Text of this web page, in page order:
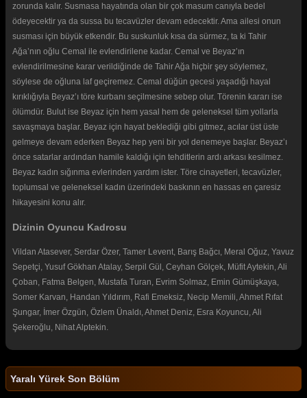
zorunda kalır. Susmasa hayatında olan bir çok masum canıyla bedel
ödeyecektir ya da sussa bu tecavüzler devam edecektir. Ama ailesi onun
susması için büyük etkendir. Bu suskunluk kısa da sürmez, ta ki Tahir
Ağa’nın oğlu Cemal ile evlendirilene kadar. Cemal ve Beyaz’ın
evlendirilmesine karar verildiğinde de Tahir Ağa hiçbir şey söylemez,
söylese de oğluna laf geçiremez. Cemal düğün gecesi yaşadığı hayal
kırıklığıyla Beyaz’ı töre kurbanı seçilmesine sebep olur. Törenin kararı ise
ölümdür. Bulut ise Beyaz için hem yasal hem de geleneksel tüm yollarla
savaşmaya başlar. Beyaz için hayat beklediği gibi gitmez, acılar üst üste
gelmeye devam ederken Beyaz hep yeni bir yol denemeye başlar. Beyaz’ı
önce satarlar ardından hamile kaldığı için tehditlerin ardı arkası kesilmez.
Beyaz kadın sığınma evlerinden yardım ister. Töre cinayetleri, tecavüzler,
toplumsal ve geleneksel kadın üzerindeki baskının en hassas en çaresiz
hikayesini konu alır.
Dizinin Oyuncu Kadrosu
Vildan Atasever, Serdar Özer, Tamer Levent, Barış Bağcı, Meral Oğuz, Yavuz
Sepetçi, Yusuf Gökhan Atalay, Serpil Gül, Ceyhan Gölçek, Müfit Aytekin, Ali
Çoban, Fatma Belgen, Mustafa Turan, Evrim Solmaz, Emin Gümüşkaya,
Somer Karvan, Handan Yıldırım, Rafi Emeksiz, Necip Memili, Ahmet Rıfat
Şungar, İmer Özgün, Özlem Ünaldı, Ahmet Deniz, Esra Koyuncu, Ali
Şekeroğlu, Nihat Alptekin.
Yaralı Yürek Son Bölüm